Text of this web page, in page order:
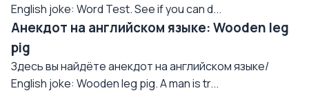
English joke: Word Test. See if you can d...
Анекдот на английском языке: Wooden leg
pig
Здесь вы найдёте анекдот на английском языке/
English joke: Wooden leg pig. A man is tr...